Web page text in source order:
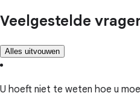
Veelgestelde
Alles uitvouwen
U hoeft niet te weten hoe u